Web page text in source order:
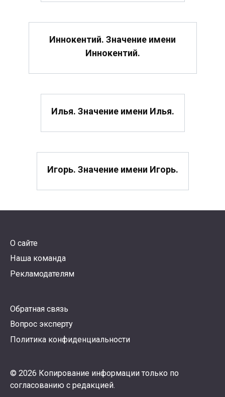
Иннокентий. Значение имени
Иннокентий.
Илья. Значение имени Илья.
Игорь. Значение имени Игорь.
О сайте
Наша команда
Рекламодателям
Обратная связь
Вопрос эксперту
Политика конфиденциальности
© 2026 Копирование информации только по
согласованию с редакцией.